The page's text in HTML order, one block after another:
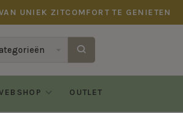
UNIEK ZITCOMFORT TE GENIETEN
OUTLET